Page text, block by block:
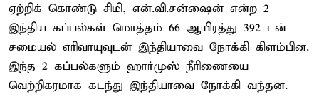
ஏற்றிக் கொண்டு சிமி, என்.வி.சன்ஷைன் என்ற 2
இந்திய கப்பல்கள் மொத்தம் 66 ஆயிரத்து 392 டன்
சமையல் எரிவாயுவுடன் இந்தியாவை நோக்கி கிளம்பின.
இந்த 2 கப்பல்களும் ஹார்முஸ் நீரிணையை
வெற்றிகரமாக கடந்து இந்தியாவை நோக்கி வந்தன.